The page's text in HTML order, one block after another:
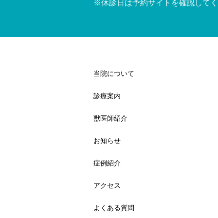
※休診日は予約サイトを確認して
当院について
診療案内
獣医師紹介
お知らせ
症例紹介
アクセス
よくある質問